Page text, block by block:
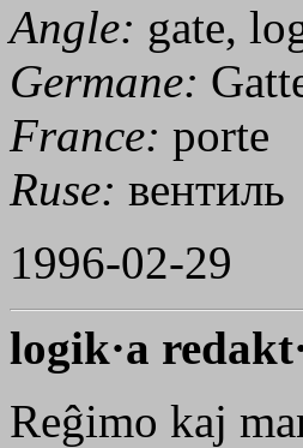
Angle: gate,
Germane:
France: porte
Ruse: вентиль
1996-02-29
logik·a
Reĝimo kaj